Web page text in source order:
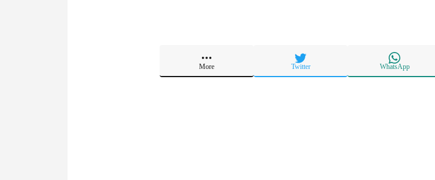
WhatsApp
Twitter
More